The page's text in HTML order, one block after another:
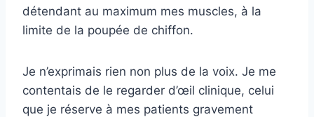
détendant au maximum mes muscles, à la
limite de la poupée de chiffon.
Je n’exprimais rien non plus de la voix. Je me
contentais de le regarder d’œil clinique, celui
que je réserve à mes patients gravement